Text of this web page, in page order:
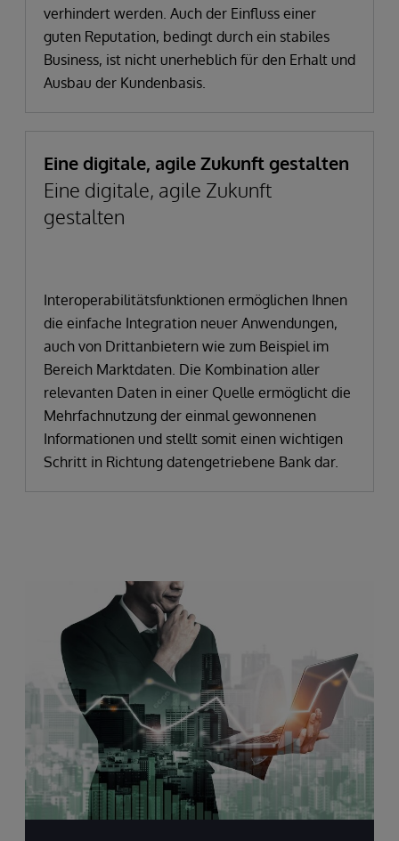
verhindert werden. Auch der Einfluss einer
guten Reputation, bedingt durch ein stabiles
Business, ist nicht unerheblich für den Erhalt und
Ausbau der Kundenbasis.
Eine digitale, agile Zukunft gestalten
Eine digitale, agile Zukunft
gestalten
Interoperabilitätsfunktionen ermöglichen Ihnen
die einfache Integration neuer Anwendungen,
auch von Drittanbietern wie zum Beispiel im
Bereich Marktdaten. Die Kombination aller
relevanten Daten in einer Quelle ermöglicht die
Mehrfachnutzung der einmal gewonnenen
Informationen und stellt somit einen wichtigen
Schritt in Richtung datengetriebene Bank dar.